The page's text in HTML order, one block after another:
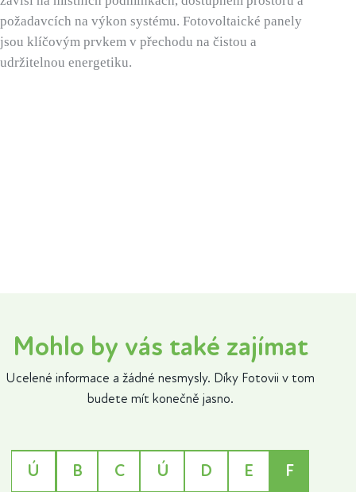
požadavcích na výkon systému. Fotovoltaické panely
jsou klíčovým prvkem v přechodu na čistou a
udržitelnou energetiku.
Mohlo by vás také zajímat
Ucelené informace a žádné nesmysly. Díky Fotovii v tom
budete mít konečně jasno.
Ú B C Ú D E F